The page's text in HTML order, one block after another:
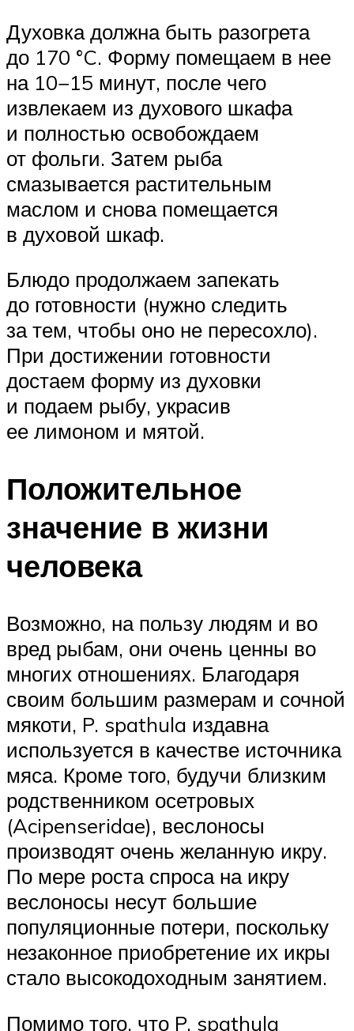
Духовка должна быть разогрета
до 170 °C. Форму помещаем в нее
на 10−15 минут, после чего
извлекаем из духового шкафа
и полностью освобождаем
от фольги. Затем рыба
смазывается растительным
маслом и снова помещается
в духовой шкаф.
Блюдо продолжаем запекать
до готовности (нужно следить
за тем, чтобы оно не пересохло).
При достижении готовности
достаем форму из духовки
и подаем рыбу, украсив
ее лимоном и мятой.
Положительное
значение в жизни
человека
Возможно, на пользу людям и во
вред рыбам, они очень ценны во
многих отношениях. Благодаря
своим большим размерам и сочной
мякоти, P. spathula издавна
используется в качестве источника
мяса. Кроме того, будучи близким
родственником осетровых
(Acipenseridae), веслоносы
производят очень желанную икру.
По мере роста спроса на икру
веслоносы несут большие
популяционные потери, поскольку
незаконное приобретение их икры
стало высокодоходным занятием.
Помимо того, что P. spathula